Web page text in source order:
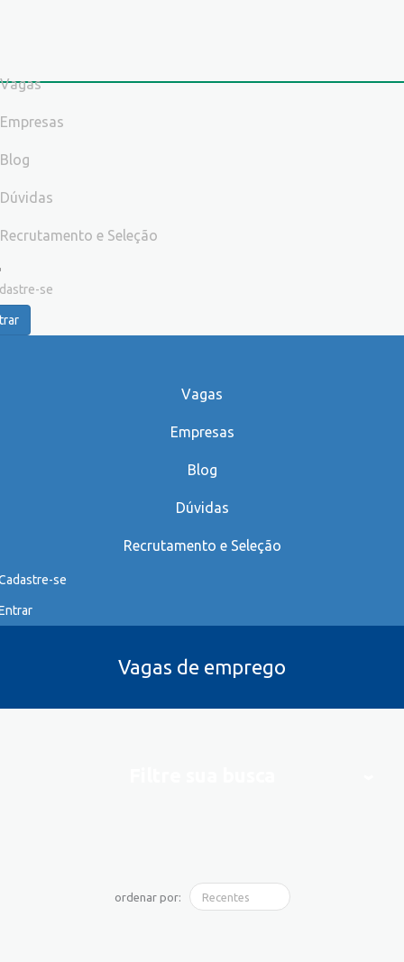
Vagas
Empresas
Blog
Dúvidas
Recrutamento e Seleção
se
Vagas
Empresas
Blog
Dúvidas
Recrutamento e Seleção
se
Vagas de emprego
ordenar por: